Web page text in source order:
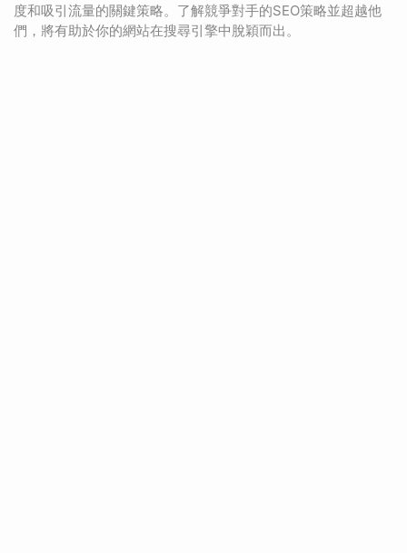
度和吸引流量的關鍵策略。了解競爭對手的SEO策略並超越他
們，將有助於你的網站在搜尋引擎中脫穎而出。